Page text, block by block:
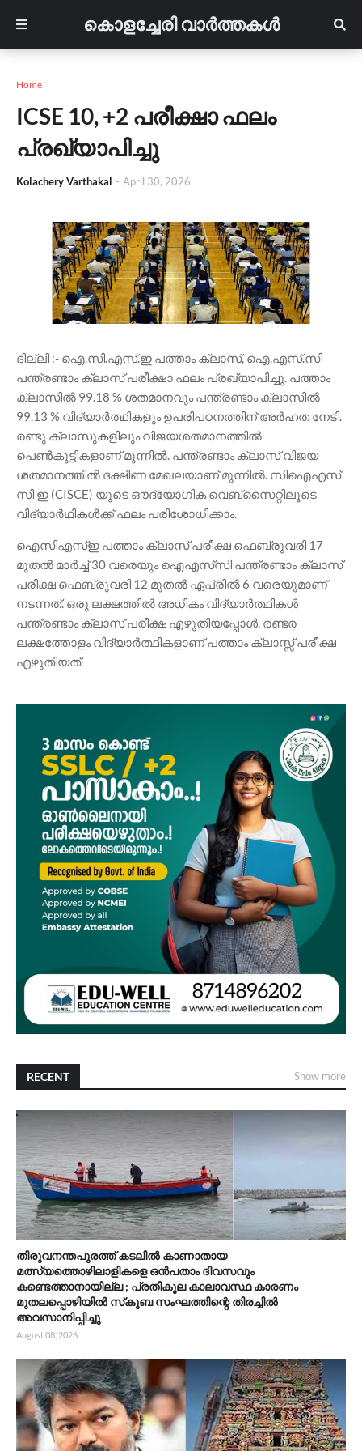
കൊളച്ചേരി വാർത്തകൾ
Home
ICSE 10, +2 പരീക്ഷാ ഫലം
പ്രഖ്യാപിച്ചു
Kolachery Varthakal - April 30, 2026
ദില്ലി :- ഐ.സി.എസ്.ഇ പത്താം ക്ലാസ്, ഐ.എസ്.സി
പന്ത്രണ്ടാം ക്ലാസ് പരീക്ഷാ ഫലം പ്രഖ്യാപിച്ചു. പത്താം
ക്ലാസിൽ 99.18 % ശതമാനവും പന്ത്രണ്ടാം ക്ലാസിൽ
99.13 % വിദ്യാർത്ഥികളും ഉപരിപഠനത്തിന് അർഹത നേടി.
രണ്ടു ക്ലാസുകളിലും വിജയശതമാനത്തിൽ
പെൺകുട്ടികളാണ് മുന്നിൽ. പന്ത്രണ്ടാം ക്ലാസ് വിജയ
ശതമാനത്തിൽ ദക്ഷിണ മേഖലയാണ് മുന്നിൽ. സിഐഎസ്
സി ഇ (CISCE) യുടെ ഔദ്യോഗിക വെബ്സൈറ്റിലൂടെ
വിദ്യാർഥികൾക്ക് ഫലം പരിശോധിക്കാം.
ഐസിഎസ്ഇ പത്താം ക്ലാസ് പരീക്ഷ ഫെബ്രുവരി 17
മുതൽ മാർച്ച് 30 വരെയും ഐഎസ്‌സി പന്ത്രണ്ടാം ക്ലാസ്
പരീക്ഷ ഫെബ്രുവരി 12 മുതൽ ഏപ്രിൽ 6 വരെയുമാണ്
നടന്നത്. ഒരു ലക്ഷത്തിൽ അധികം വിദ്യാർത്ഥികൾ
പന്ത്രണ്ടാം ക്ലാസ് പരീക്ഷ എഴുതിയപ്പോൾ, രണ്ടര
ലക്ഷത്തോളം വിദ്യാർത്ഥികളാണ് പത്താം ക്ലാസ്സ് പരീക്ഷ
എഴുതിയത്.
RECENT Show more
തിരുവനന്തപുരത്ത് കടലിൽ കാണാതായ
മത്സ്യത്തൊഴിലാളികളെ ഒൻപതാം ദിവസവും
കണ്ടെത്താനായില്ല ; പ്രതികൂല കാലാവസ്ഥ കാരണം
മുതലപ്പൊഴിയിൽ സ്‌കൂബ സംഘത്തിന്റെ തിരച്ചിൽ
അവസാനിപ്പിച്ചു
August 08, 2026